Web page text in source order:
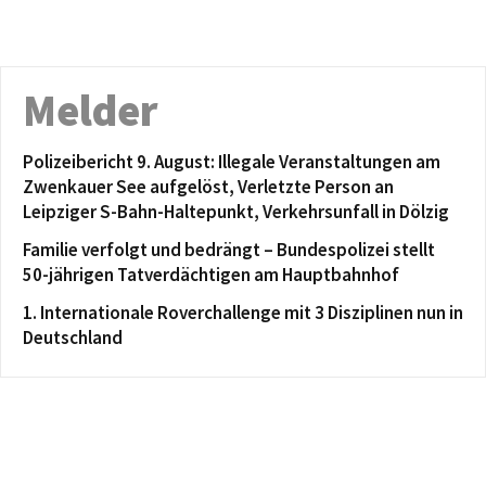
Melder
Polizeibericht 9. August: Illegale Veranstaltungen am
Zwenkauer See aufgelöst, Verletzte Person an
Leipziger S-Bahn-Haltepunkt, Verkehrsunfall in Dölzig
Familie verfolgt und bedrängt – Bundespolizei stellt
50-jährigen Tatverdächtigen am Hauptbahnhof
1. Internationale Roverchallenge mit 3 Disziplinen nun in
Deutschland